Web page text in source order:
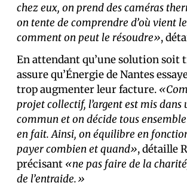
chez eux, on prend des caméras
on tente de comprendre d’où vient
comment on peut le résoudre»,
En attendant qu’une solution soit
assure qu’Énergie de Nantes
trop augmenter leur facture.
projet collectif, l’argent est mis dans
commun et on décide tous ensemble
en fait. Ainsi, on équilibre en
payer combien et quand», détaille
précisant «ne pas faire de la
de l’entraide.»